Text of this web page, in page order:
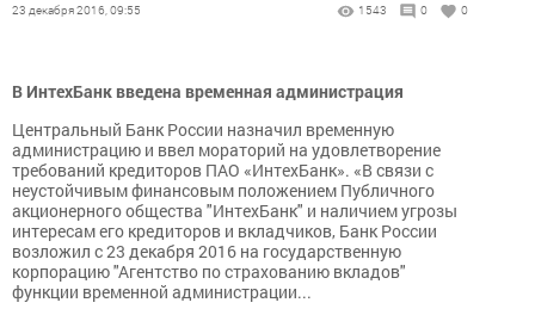
23 декабря 2016, 09:55 1543 0 0
В ИнтехБанк введена временная администрация
Центральный Банк России назначил временную
администрацию и ввел мораторий на удовлетворение
требований кредиторов ПАО «ИнтехБанк». «В связи с
неустойчивым финансовым положением Публичного
акционерного общества "ИнтехБанк" и наличием угрозы
интересам его кредиторов и вкладчиков, Банк России
возложил с 23 декабря 2016 на государственную
корпорацию "Агентство по страхованию вкладов"
функции временной администрации...